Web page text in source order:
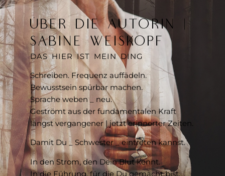
ÜBER DIE AUTORIN |
SABINE WEISKOPF
DAS HIER IST MEIN DING
Schreiben. Frequenz auffädeln.
Bewusstsein spürbar machen.
Sprache weben _ neu.
Geströmt aus der fundamentalen Kraft
längst vergangener | jetzt erinnerter Zeiten.
Damit Du _ Schwester _ eintreten kannst.
In den Strom, den Dein Blut kennt.
In die Führung, für die Du gemacht bist.